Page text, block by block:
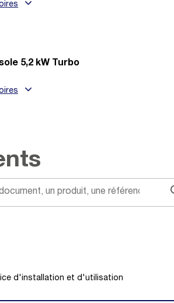
5,2 kW Turbo
d'installation et d'utilisation